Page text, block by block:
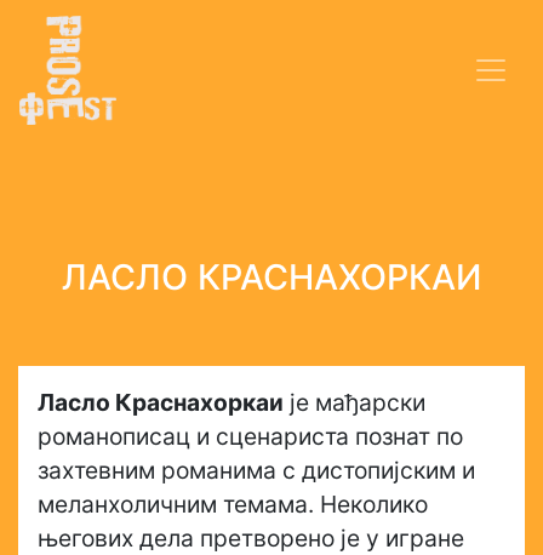
ЛАСЛО КРАСНАХОРКАИ
Ласло Краснахоркаи је мађарски
романописац и сценариста познат по
захтевним романима с дистопијским и
меланхоличним темама. Неколико
његових дела претворено је у игране